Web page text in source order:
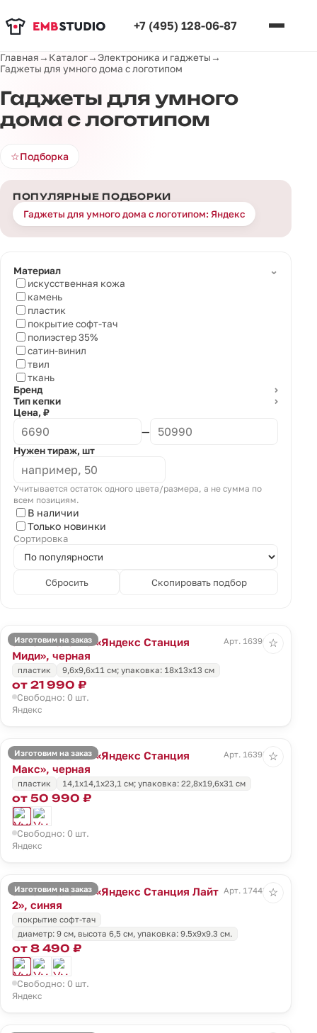
+7 (495) 128-06-87
Главная→ Каталог→Электроника и гаджеты→
Гаджеты для умного дома с логотипом
Гаджеты для умного
дома с логотипом
☆Подборка
ПОПУЛЯРНЫЕ ПОДБОРКИ
Гаджеты для умного дома с логотипом: Яндекс
Материал
⌄
искусственная кожа
камень
пластик
покрытие софт-тач
полиэстер 35%
сатин-винил
твил
ткань
Бренд
⌄
Тип кепки ⌄
Цена, ₽
—
Нужен тираж, шт
Учитывается остаток одного цвета/размера, а не сумма по
всем позициям.
В наличии
Только новинки
Сортировка
Сбросить Скопировать подбор
Изготовим на заказ
Умная колонка «Яндекс Станция
Миди», черная
Арт. 16396.30
пластик 9,6x9,6x11 см; упаковка: 18x13x13 см
от 21 990 ₽
Свободно: 0 шт.
Яндекс
☆
Изготовим на заказ
Умная колонка «Яндекс Станция
Макс», черная
Арт. 16397.30
пластик 14,1x14,1x23,1 см; упаковка: 22,8x19,6x31 см
от 50 990 ₽
Свободно: 0 шт.
Яндекс
☆
Изготовим на заказ
Умная колонка «Яндекс Станция Лайт
2», синяя
Арт. 17443.44
покрытие софт-тач
диаметр: 9 см, высота 6,5 см, упаковка: 9.5x9x9.3 см.
от 8 490 ₽
Свободно: 0 шт.
Яндекс
☆